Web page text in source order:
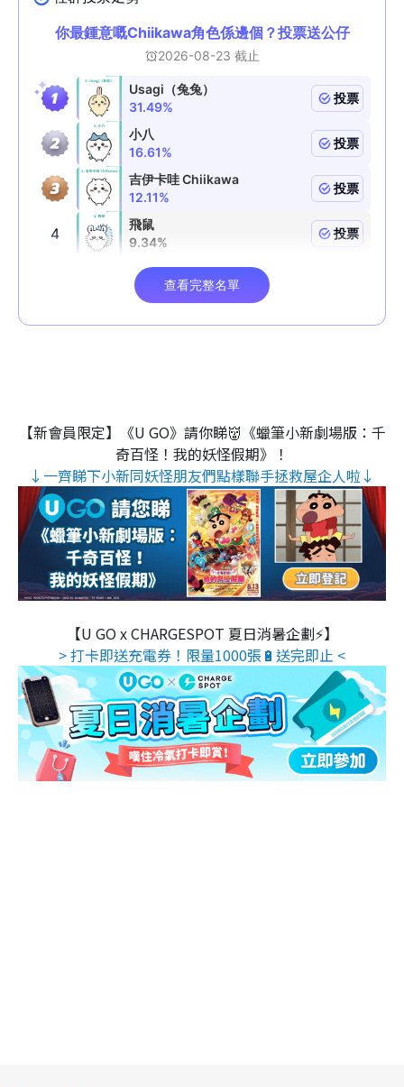
【新會員限定】《U GO》請你睇👹《蠟筆小新劇場版：千
奇百怪！我的妖怪假期》！
↓一齊睇下小新同妖怪朋友們點樣聯手拯救屋企人啦↓
【U GO x CHARGESPOT 夏日消暑企劃⚡】
> 打卡即送充電券！限量1000張🔋送完即止 <